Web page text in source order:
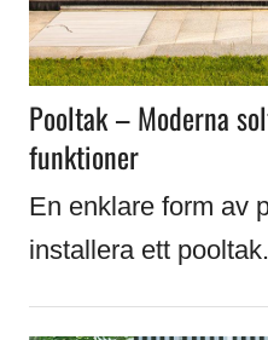
Pooltak – Moderna
funktioner
En enklare form av
installera ett